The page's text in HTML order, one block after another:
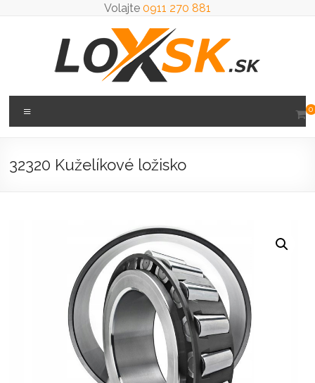
Volajte 0911 270 881
Loxsk
predaj
0
32320 Kuželíkové ložisko